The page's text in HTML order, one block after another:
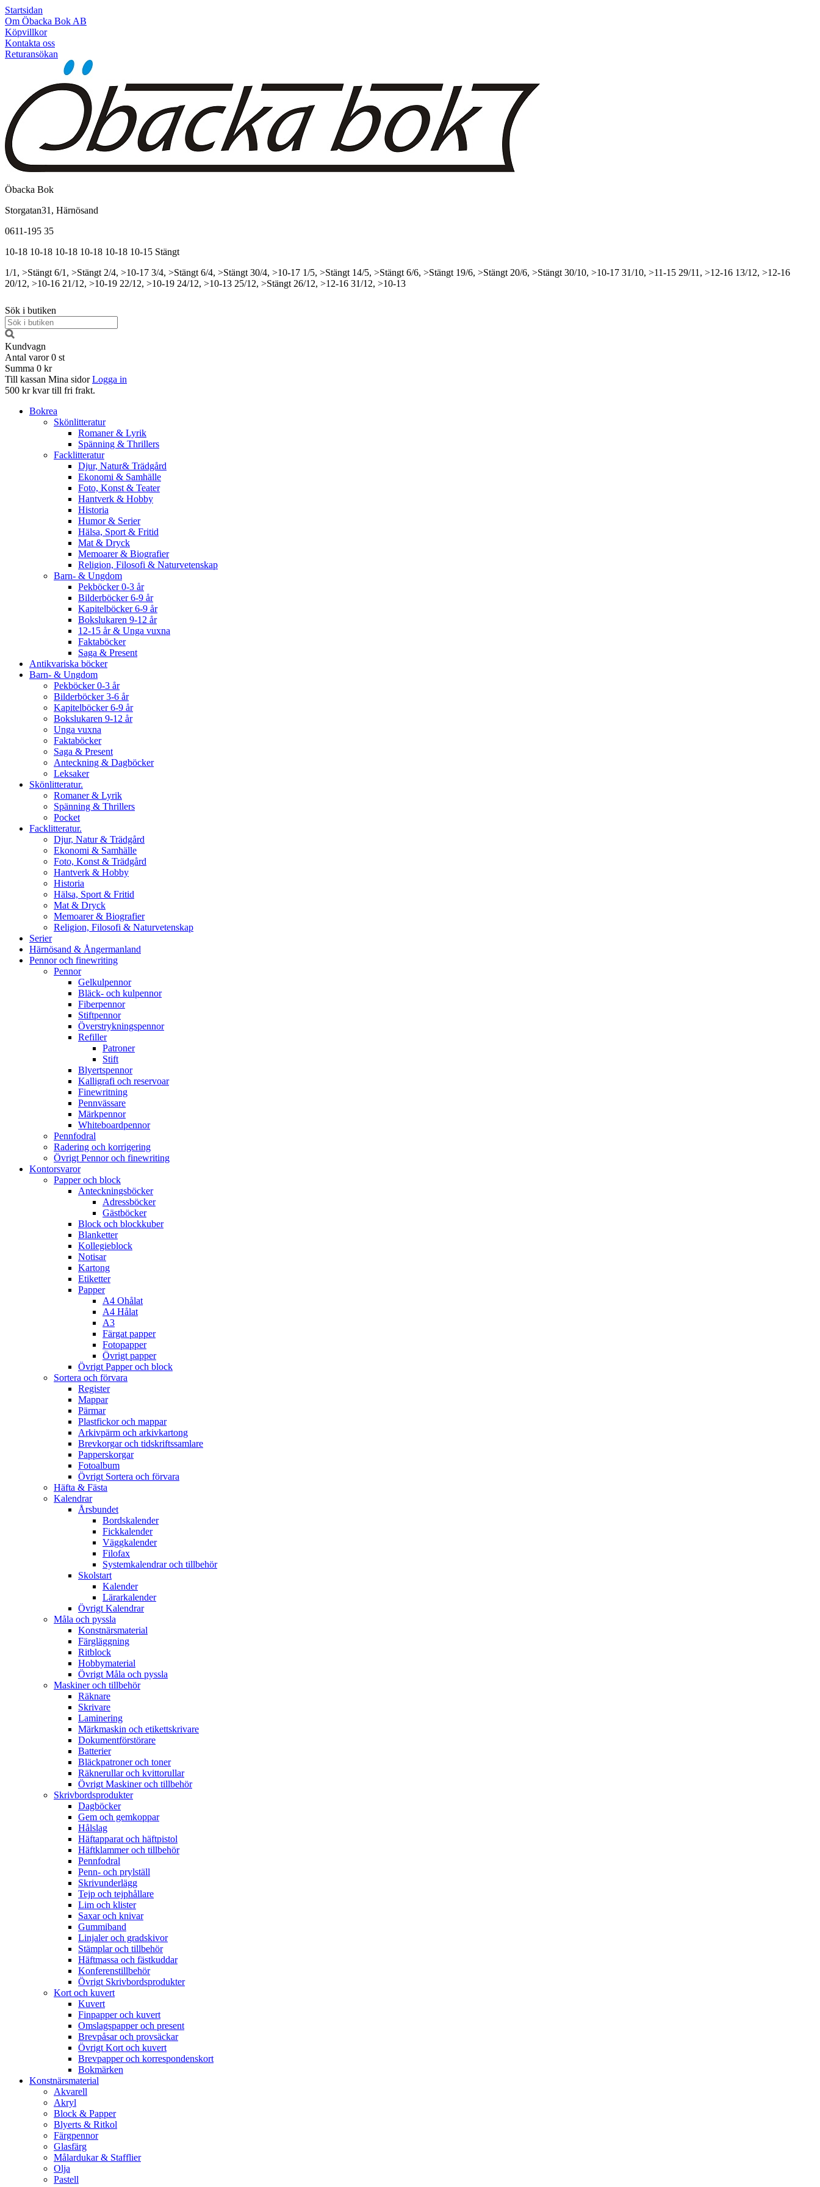
Startsidan
Om Öbacka Bok AB
Köpvillkor
Kontakta oss
Returansökan
Öbacka Bok
Storgatan31, Härnösand
0611-195 35
10-18 10-18 10-18 10-18 10-18 10-15 Stängt
1/1, >Stängt 6/1, >Stängt 2/4, >10-17 3/4, >Stängt 6/4, >Stängt 30/4, >10-17 1/5, >Stängt 14/5, >Stängt 6/6, >Stängt 19/6, >Stängt 20/6, >Stängt 30/10, >10-17 31/10, >11-15 29/11, >12-16 13/12, >12-16
20/12, >10-16 21/12, >10-19 22/12, >10-19 24/12, >10-13 25/12, >Stängt 26/12, >12-16 31/12, >10-13
Sök i butiken
Kundvagn
Antal varor 0 st
Summa 0 kr
Till kassan Mina sidor Logga in
500 kr kvar till fri frakt.
Bokrea
Skönlitteratur
Romaner & Lyrik
Spänning & Thrillers
Facklitteratur
Djur, Natur& Trädgård
Ekonomi & Samhälle
Foto, Konst & Teater
Hantverk & Hobby
Historia
Humor & Serier
Hälsa, Sport & Fritid
Mat & Dryck
Memoarer & Biografier
Religion, Filosofi & Naturvetenskap
Barn- & Ungdom
Pekböcker 0-3 år
Bilderböcker 6-9 år
Kapitelböcker 6-9 år
Bokslukaren 9-12 år
12-15 år & Unga vuxna
Faktaböcker
Saga & Present
Antikvariska böcker
Barn- & Ungdom
Pekböcker 0-3 år
Bilderböcker 3-6 år
Kapitelböcker 6-9 år
Bokslukaren 9-12 år
Unga vuxna
Faktaböcker
Saga & Present
Anteckning & Dagböcker
Leksaker
Skönlitteratur.
Romaner & Lyrik
Spänning & Thrillers
Pocket
Facklitteratur.
Djur, Natur & Trädgård
Ekonomi & Samhälle
Foto, Konst & Trädgård
Hantverk & Hobby
Historia
Hälsa, Sport & Fritid
Mat & Dryck
Memoarer & Biografier
Religion, Filosofi & Naturvetenskap
Serier
Härnösand & Ångermanland
Pennor och finewriting
Pennor
Gelkulpennor
Bläck- och kulpennor
Fiberpennor
Stiftpennor
Överstrykningspennor
Refiller
Patroner
Stift
Blyertspennor
Kalligrafi och reservoar
Finewritning
Pennvässare
Märkpennor
Whiteboardpennor
Pennfodral
Radering och korrigering
Övrigt Pennor och finewriting
Kontorsvaror
Papper och block
Anteckningsböcker
Adressböcker
Gästböcker
Block och blockkuber
Blanketter
Kollegieblock
Notisar
Kartong
Etiketter
Papper
A4 Ohålat
A4 Hålat
A3
Färgat papper
Fotopapper
Övrigt papper
Övrigt Papper och block
Sortera och förvara
Register
Mappar
Pärmar
Plastfickor och mappar
Arkivpärm och arkivkartong
Brevkorgar och tidskriftssamlare
Papperskorgar
Fotoalbum
Övrigt Sortera och förvara
Häfta & Fästa
Kalendrar
Årsbundet
Bordskalender
Fickkalender
Väggkalender
Filofax
Systemkalendrar och tillbehör
Skolstart
Kalender
Lärarkalender
Övrigt Kalendrar
Måla och pyssla
Konstnärsmaterial
Färgläggning
Ritblock
Hobbymaterial
Övrigt Måla och pyssla
Maskiner och tillbehör
Räknare
Skrivare
Laminering
Märkmaskin och etikettskrivare
Dokumentförstörare
Batterier
Bläckpatroner och toner
Räknerullar och kvittorullar
Övrigt Maskiner och tillbehör
Skrivbordsprodukter
Dagböcker
Gem och gemkoppar
Hålslag
Häftapparat och häftpistol
Häftklammer och tillbehör
Pennfodral
Penn- och prylställ
Skrivunderlägg
Tejp och tejphållare
Lim och klister
Saxar och knivar
Gummiband
Linjaler och gradskivor
Stämplar och tillbehör
Häftmassa och fästkuddar
Konferenstillbehör
Övrigt Skrivbordsprodukter
Kort och kuvert
Kuvert
Finpapper och kuvert
Omslagspapper och present
Brevpåsar och provsäckar
Övrigt Kort och kuvert
Brevpapper och korrespondenskort
Bokmärken
Konstnärsmaterial
Akvarell
Akryl
Block & Papper
Blyerts & Ritkol
Färgpennor
Glasfärg
Målardukar & Stafflier
Olja
Pastell